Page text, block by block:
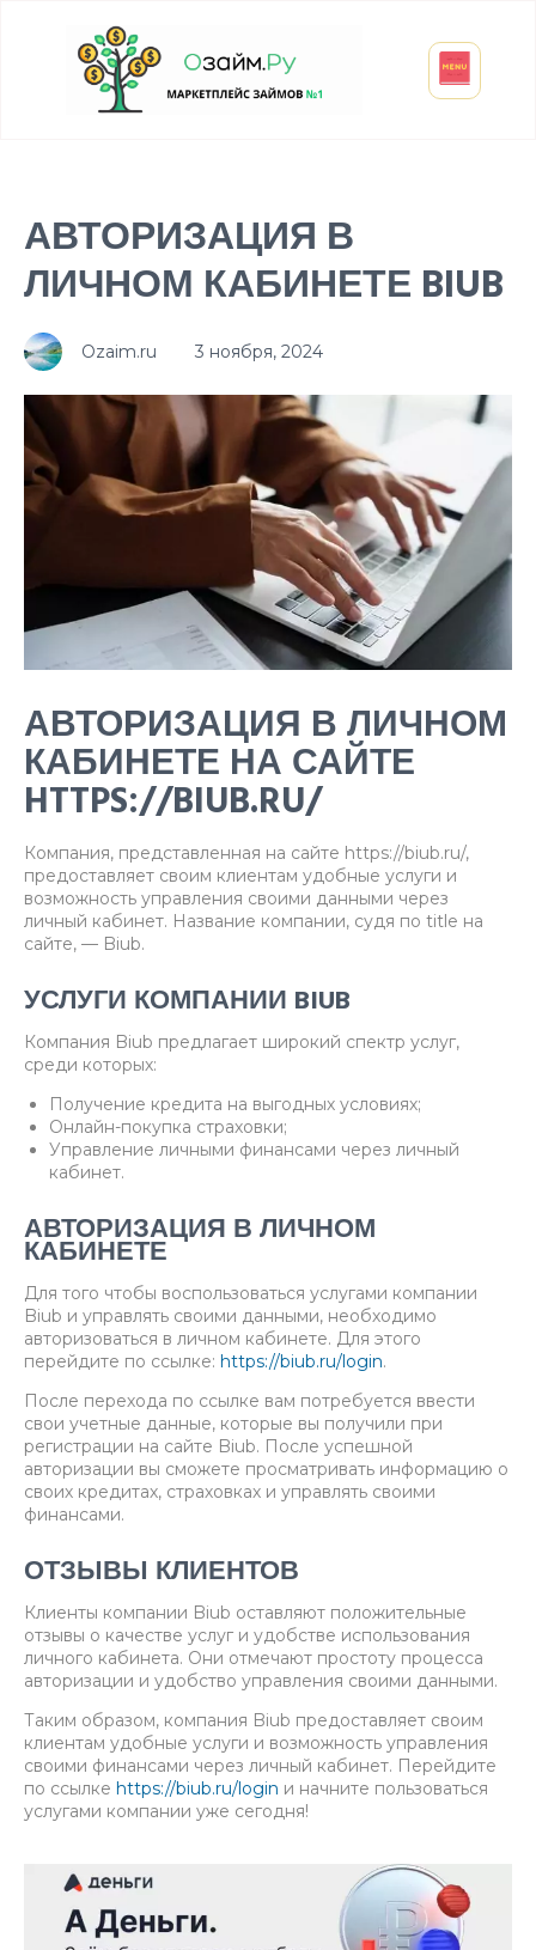
АВТОРИЗАЦИЯ В
ЛИЧНОМ КАБИНЕТЕ BIUB
Ozaim.ru 3 ноября, 2024
АВТОРИЗАЦИЯ В ЛИЧНОМ
КАБИНЕТЕ НА САЙТЕ
HTTPS://BIUB.RU/
Компания, представленная на сайте https://biub.ru/,
предоставляет своим клиентам удобные услуги и
возможность управления своими данными через
личный кабинет. Название компании, судя по title на
сайте, — Biub.
УСЛУГИ КОМПАНИИ BIUB
Компания Biub предлагает широкий спектр услуг,
среди которых:
Получение кредита на выгодных условиях;
Онлайн-покупка страховки;
Управление личными финансами через личный
кабинет.
АВТОРИЗАЦИЯ В ЛИЧНОМ
КАБИНЕТЕ
Для того чтобы воспользоваться услугами компании
Biub и управлять своими данными, необходимо
авторизоваться в личном кабинете. Для этого
перейдите по ссылке: https://biub.ru/login.
После перехода по ссылке вам потребуется ввести
свои учетные данные, которые вы получили при
регистрации на сайте Biub. После успешной
авторизации вы сможете просматривать информацию о
своих кредитах, страховках и управлять своими
финансами.
ОТЗЫВЫ КЛИЕНТОВ
Клиенты компании Biub оставляют положительные
отзывы о качестве услуг и удобстве использования
личного кабинета. Они отмечают простоту процесса
авторизации и удобство управления своими данными.
Таким образом, компания Biub предоставляет своим
клиентам удобные услуги и возможность управления
своими финансами через личный кабинет. Перейдите
по ссылке https://biub.ru/login и начните пользоваться
услугами компании уже сегодня!